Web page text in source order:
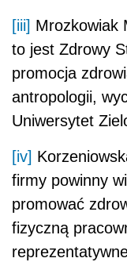
[iii] Mrozkowiak
to jest Zdrowy
promocja
antropologii,
Uniwersytet
[iv]
firmy powinny
promować
fizyczną